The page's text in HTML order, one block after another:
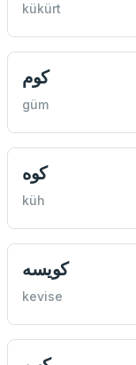
kükürt
كوم
güm
كوه
küh
كویسه
kevise